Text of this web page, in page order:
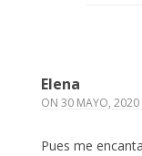
Elena
ON 30 MAYO,
Pues me